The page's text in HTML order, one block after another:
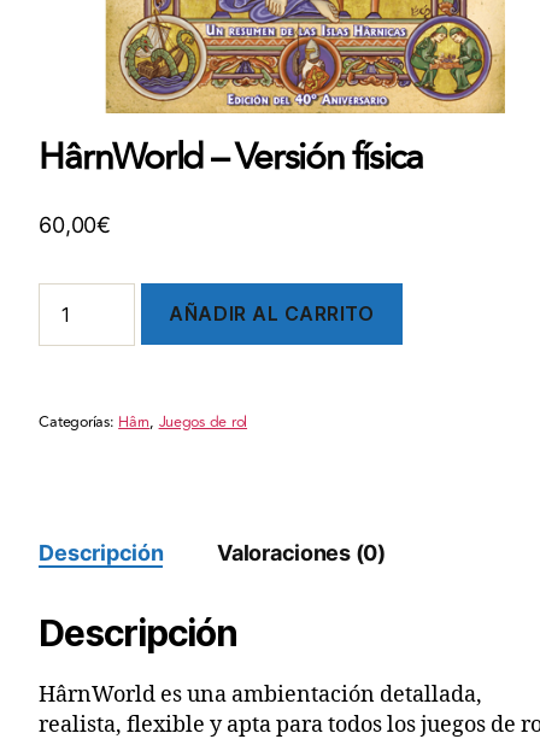
HârnWorld – Versión física
60,00€
Versión
cantidad
AÑADIR AL CARRITO
Categorías:Hârn,Juegos de rol
Descripción Valoraciones (0)
Descripción
HârnWorld es una ambientación detallada,
realista, flexible y apta para todos los juegos de